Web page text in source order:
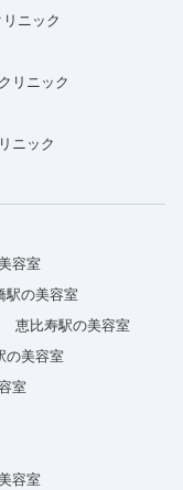
ニック
リニック
ニック
容室
駅の美容室
恵比寿駅の美容室
の美容室
室
容室